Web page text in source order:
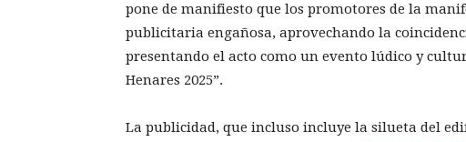
pone de manifiesto que los promotores de la
publicitaria engañosa, aprovechando la
presentando el acto como un evento lúdico y
Henares 2025”.
La publicidad, que incluso incluye la silueta del